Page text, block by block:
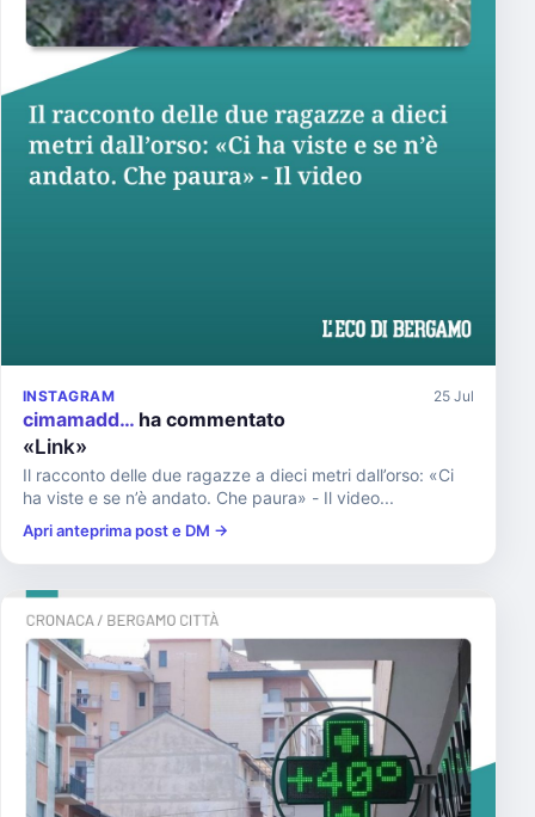
INSTAGRAM 25 Jul
cimamadd… ha commentato
«Link»
Il racconto delle due ragazze a dieci metri dall’orso: «Ci
ha viste e se n’è andato. Che paura» - Il video...
Apri anteprima post e DM →